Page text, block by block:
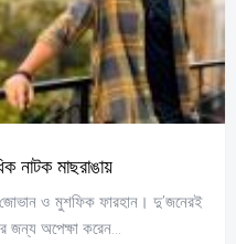
নাটক মাছরাঙায়
ও মুশফিক ফারহান। দু’জনেরই
জন্য অপেক্ষা করেন...